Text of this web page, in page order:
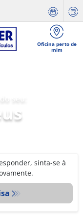
Oficina perto de
mim
sinta-se à